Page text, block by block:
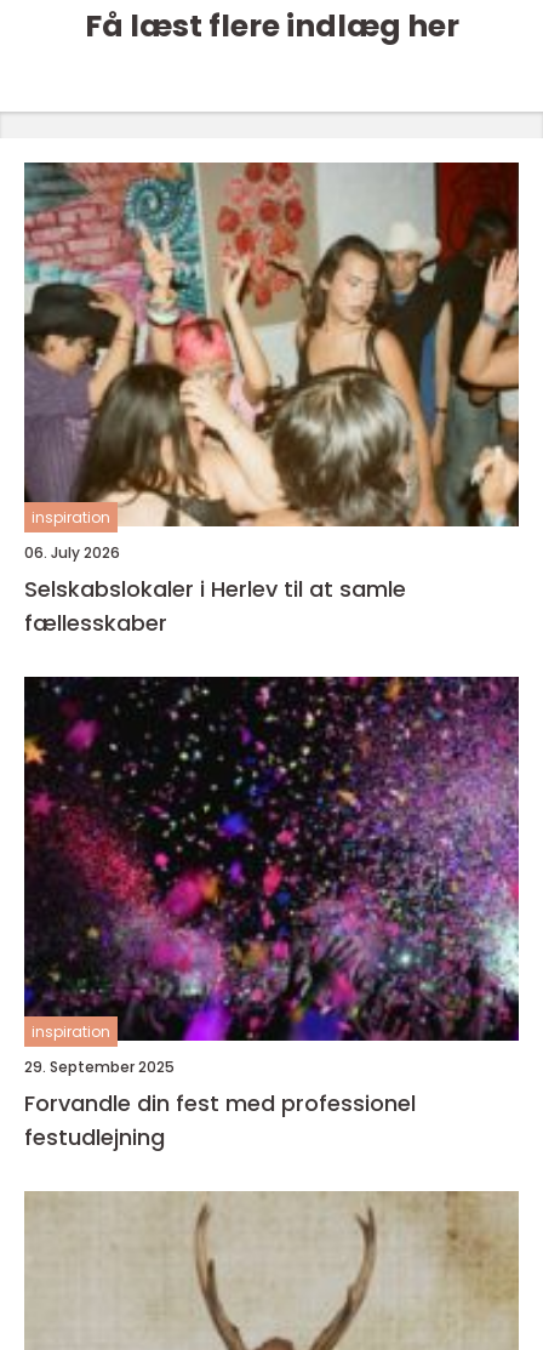
Få læst flere indlæg her
inspiration
06. July 2026
Selskabslokaler i Herlev til at samle
fællesskaber
inspiration
29. September 2025
Forvandle din fest med professionel
festudlejning